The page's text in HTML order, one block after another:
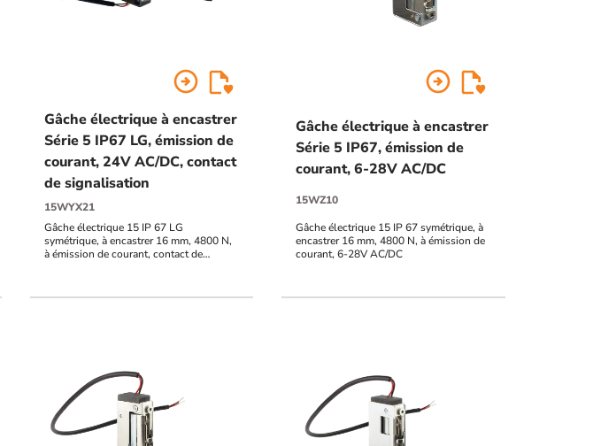
arrow_circle_right
Gâche électrique à encastrer
Série 5 IP67 LG, émission de
courant, 24V AC/DC, contact
de signalisation
15WYX21
Gâche électrique 15 IP 67 LG
symétrique, à encastrer 16 mm, 4800 N,
à émission de courant, contact de
arrow_circle_right
Gâche électrique à encastrer
Série 5 IP67, émission de
courant, 6-28V AC/DC
15WZ10
Gâche électrique 15 IP 67 symétrique, à
encastrer 16 mm, 4800 N, à émission de
courant, 6-28V AC/DC